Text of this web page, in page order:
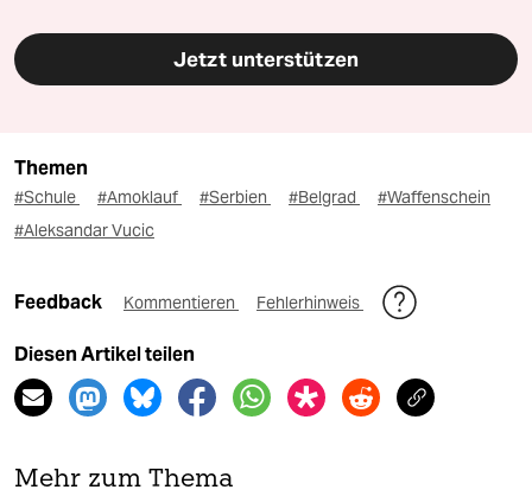
Jetzt unterstützen
Themen
#Schule #Amoklauf #Serbien #Belgrad
#Waffenschein
#Aleksandar Vucic
Feedback Kommentieren Fehlerhinweis
Diesen Artikel teilen
Mehr zum Thema